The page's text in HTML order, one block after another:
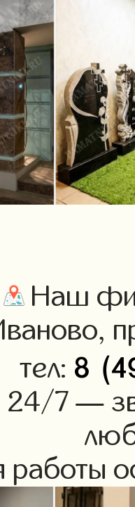
Наш
тел: 8
7 —
работы